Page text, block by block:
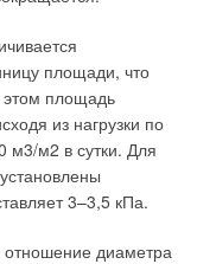
площади, что
этом площадь
из нагрузки по
м3/м2 в сутки. Для
3–3,5 кПа.
отношение диаметра